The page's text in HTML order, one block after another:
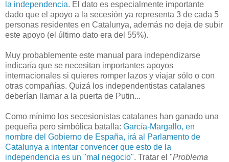
la independencia. El dato es especialmente importante
dado que el apoyo a la secesión ya representa 3 de cada 5
personas residentes en Catalunya, además no deja de subir
este apoyo (el último dato era del 55%).
Muy probablemente este manual para independizarse
indicaría que se necesitan importantes apoyos
internacionales si quieres romper lazos y viajar sólo o con
otras compañías. Quizá los independentistas catalanes
deberían llamar a la puerta de Putin...
Como mínimo los secesionistas catalanes han ganado una
pequeña pero simbólica batalla: García-Margallo, en
nombre del Gobierno de España, irá al Parlamento de
Catalunya a intentar convencer que esto de la
independencia es un "mal negocio". Tratar el "Problema